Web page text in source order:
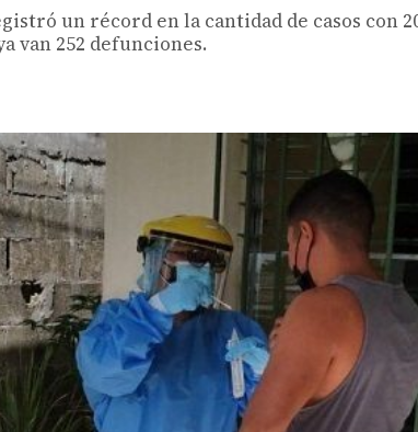
un récord en la cantidad de casos con
van 252 defunciones.